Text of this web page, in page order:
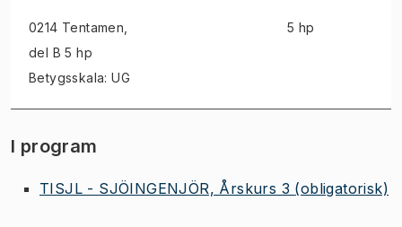
0214 Tentamen
del B 5 hp
Betygsskala: UG
5 hp
I program
TISJL - SJÖINGENJÖR, Årskurs 3 (obligatorisk)